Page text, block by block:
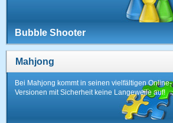
Bubble Shooter
Mahjong
Bei Mahjong kommt in seinen vielfältigen Online-
Versionen mit Sicherheit keine Langeweile auf!